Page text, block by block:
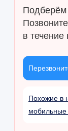
Подберём
в течение
Похожие в